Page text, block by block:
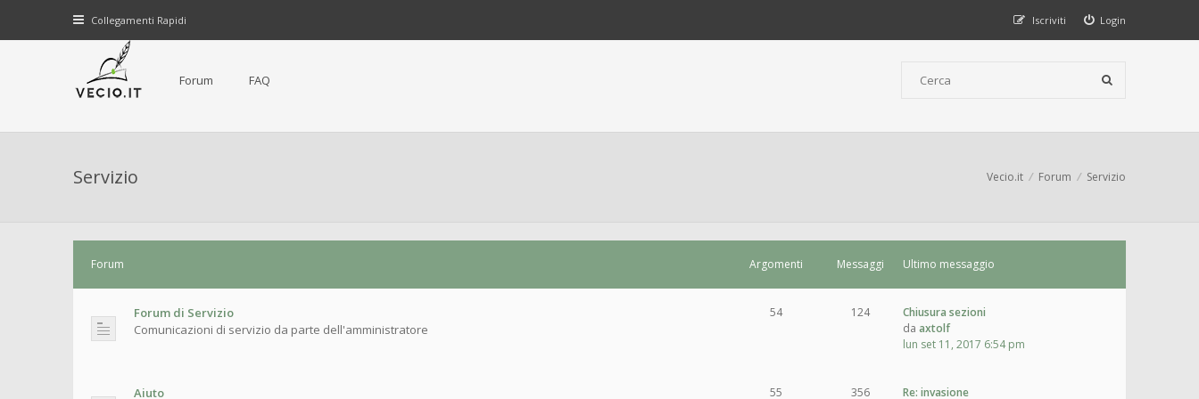
Collegamenti Rapidi Login
Iscriviti
Forum FAQ
Servizio Vecio.it Forum Servizio
Forum Argomenti Messaggi Ultimo messaggio
Forum di Servizio
Comunicazioni di servizio da parte dell'amministratore
54 124
Chiusura sezioni
da axtolf
lun set 11, 2017 6:54 pm
Aiuto
55 356
Re: invasione